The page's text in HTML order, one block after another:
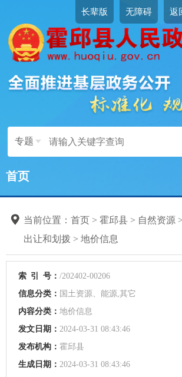
长辈版 无障碍 返
专题
首页
当前位置： 首页 > 霍邱县 > 自然资源 >
出让和划拨 > 地价信息
索 引 号： /202402-00206
信息分类： 国土资源、能源,其它
内容分类： 地价信息
发文日期： 2024-03-31 08:43:46
发布机构： 霍邱县
生成日期： 2024-03-31 08:43:46